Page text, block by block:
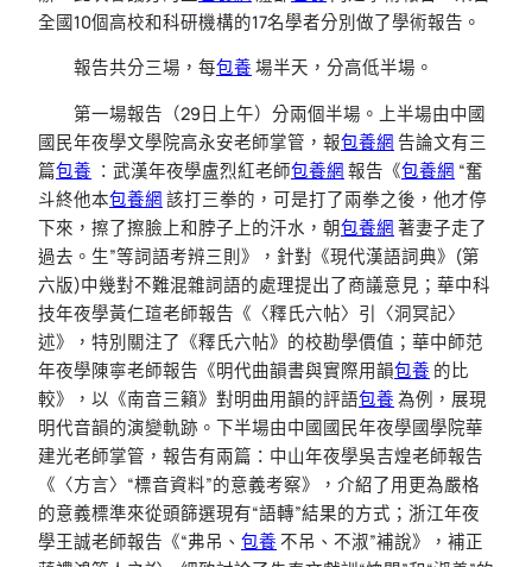
全國10個高校和科研機構的17名學者分別做了學術報告。
報告共分三場，每包養 場半天，分高低半場。
第一場報告（29日上午）分兩個半場。上半場由中國
國民年夜學文學院高永安老師掌管，報包養網 告論文有三
篇包養 ：武漢年夜學盧烈紅老師包養網 報告《包養網 “奮
斗終他本包養網 該打三拳的，可是打了兩拳之後，他才停
下來，擦了擦臉上和脖子上的汗水，朝包養網 著妻子走了
過去。生”等詞語考辨三則》，針對《現代漢語詞典》(第
六版)中幾對不難混雜詞語的處理提出了商議意見；華中科
技年夜學黃仁瑄老師報告《〈釋氏六帖〉引〈洞冥記〉
述》，特別關注了《釋氏六帖》的校勘學價值；華中師范
年夜學陳寧老師報告《明代曲韻書與實際用韻包養 的比
較》，以《南音三籟》對明曲用韻的評語包養 為例，展現
明代音韻的演變軌跡。下半場由中國國民年夜學國學院華
建光老師掌管，報告有兩篇：中山年夜學吳吉煌老師報告
《〈方言〉“標音資料”的意義考察》，介紹了用更為嚴格
的意義標準來從頭篩選現有“語轉”結果的方式；浙江年夜
學王誠老師報告《“弗吊、 包養 不吊、不淑”補說》，補正